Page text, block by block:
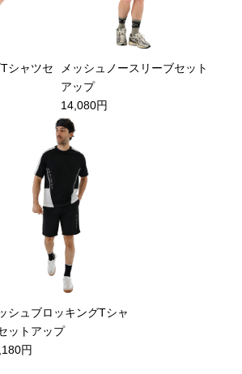
シャツセ
メッシュノースリーブセット
アップ
14,080円
シュブロッキングTシャ
ットアップ
円